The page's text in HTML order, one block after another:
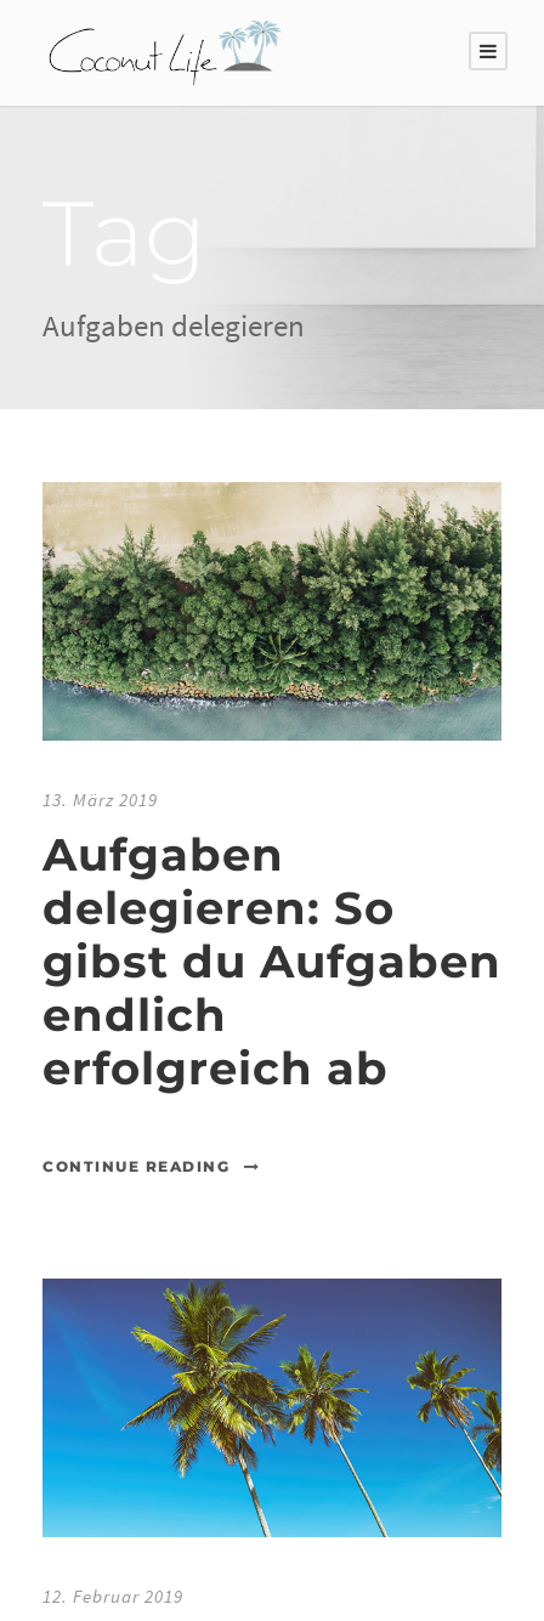
Aufgaben delegieren
13. März 2019
Aufgaben
delegieren: So
gibst du Aufgaben
endlich
erfolgreich ab
CONTINUE READING
12. Februar 2019